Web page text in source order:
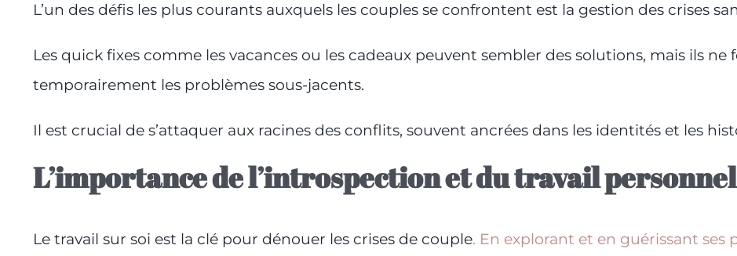
L’un des défis les plus courants auxquels les couples se confrontent est la gestion des crises
Les quick fixes comme les vacances ou les cadeaux peuvent sembler des solutions, mais ils
temporairement les problèmes sous-jacents.
Il est crucial de s’attaquer aux racines des conflits, souvent ancrées dans les identités et les
L’importance de l’introspection et du travail
Le travail sur soi est la clé pour dénouer les crises de couple. En explorant et en guérissant ses